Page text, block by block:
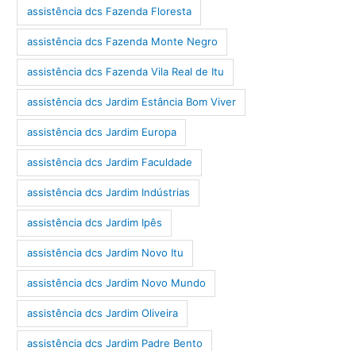
assistência dcs Fazenda Floresta
assistência dcs Fazenda Monte Negro
assistência dcs Fazenda Vila Real de Itu
assistência dcs Jardim Estância Bom Viver
assistência dcs Jardim Europa
assistência dcs Jardim Faculdade
assistência dcs Jardim Indústrias
assistência dcs Jardim Ipês
assistência dcs Jardim Novo Itu
assistência dcs Jardim Novo Mundo
assistência dcs Jardim Oliveira
assistência dcs Jardim Padre Bento